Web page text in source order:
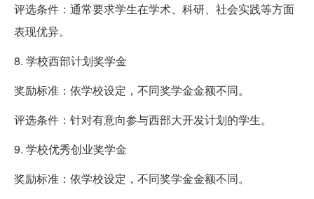
评选条件：通常要求学生在学术、科研、社会实践等方面
表现优异。
8. 学校西部计划奖学金
奖励标准：依学校设定，不同奖学金金额不同。
评选条件：针对有意向参与西部大开发计划的学生。
9. 学校优秀创业奖学金
奖励标准：依学校设定，不同奖学金金额不同。